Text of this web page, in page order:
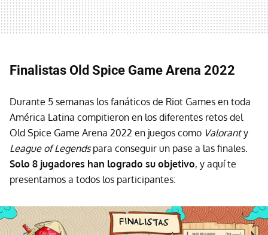
Finalistas Old Spice Game Arena 2022
Durante 5 semanas los fanáticos de Riot Games en toda
América Latina compitieron en los diferentes retos del
Old Spice Game Arena 2022 en juegos como Valoranty
League of Legendspara conseguir un pase a las finales.
Solo 8 jugadores han logrado su objetivo, y aquí te
presentamos a todos los participantes: